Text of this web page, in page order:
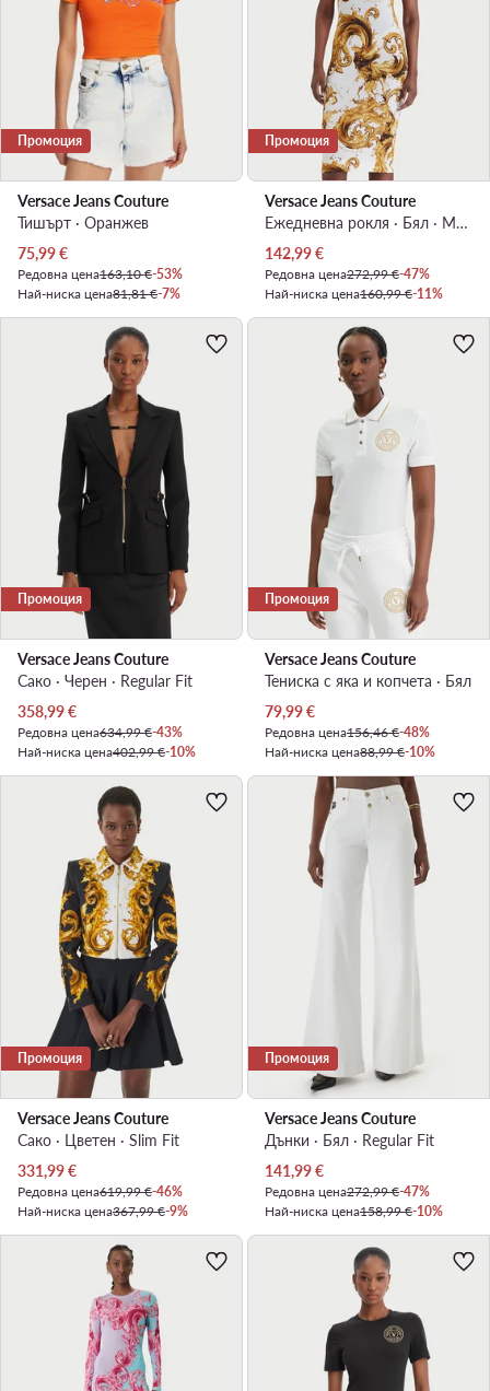
Промоция
Versace Jeans Couture
Тишърт · Оранжев
Актуална цена
75,99€
Редовна цена163,10 €-53%
Най-ниска цена81,81 €-7%
Промоция
Versace Jeans Couture
Ежедневна рокля · Бял · Мини
Актуална цена
142,99€
Редовна цена272,99 €-47%
Най-ниска цена160,99 €-11%
Промоция
Versace Jeans Couture
Сако · Черен · Regular Fit
Актуална цена
358,99€
Редовна цена634,99 €-43%
Най-ниска цена402,99 €-10%
Промоция
Versace Jeans Couture
Тениска с яка и копчета · Бял
Актуална цена
79,99€
Редовна цена156,46 €-48%
Най-ниска цена88,99 €-10%
Промоция
Versace Jeans Couture
Сако · Цветен · Slim Fit
Актуална цена
331,99€
Редовна цена619,99 €-46%
Най-ниска цена367,99 €-9%
Промоция
Versace Jeans Couture
Дънки · Бял · Regular Fit
Актуална цена
141,99€
Редовна цена272,99 €-47%
Най-ниска цена158,99 €-10%